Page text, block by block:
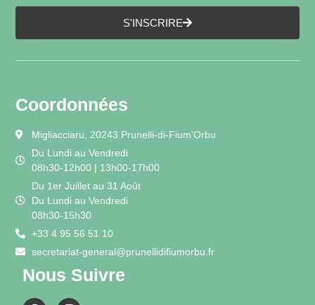
S'INSCRIRE
Coordonnées
Migliacciaru, 20243 Prunelli-di-Fium'Orbu
Du Lundi au Vendredi
08h30-12h00 | 13h00-17h00
Du 1er Juillet au 31 Août
Du Lundi au Vendredi
08h30-15h30
+33 4 95 56 51 10
secretariat-general@prunellidifiumorbu.fr
Nous Suivre